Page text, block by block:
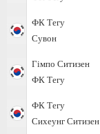
ФК Тегу
Сувон
Гімпо Ситизен
ФК Тегу
ФК Тегу
Сихеунг Ситизен